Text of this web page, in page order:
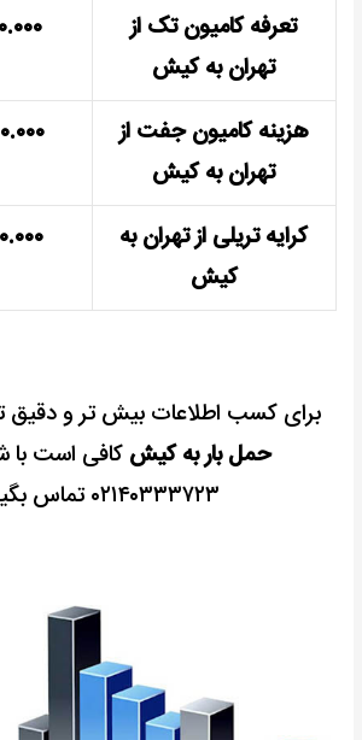
تعرفه کامیون تک از
تهران به کیش
هزینه کامیون جفت از
تهران به کیش
کرایه تریلی از تهران به
کیش
برای کسب اطلاعات بیش تر و دقیق
حمل بار به کیش کافی است با
۰۲۱۴۰۳۳۳۷۲۳ تماس بگیرید.